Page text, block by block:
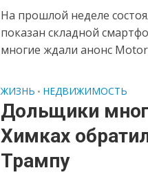
На прошлой неделе
показан складной
многие ждали анонс
ЖИЗНЬ • НЕДВИЖИМОСТЬ
Дольщики
Химках
Трампу